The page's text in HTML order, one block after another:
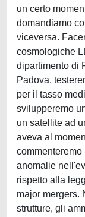
un certo
domandiamo
viceversa.
cosmologiche
dipartimento di
Padova,
per il tasso
svilupperemo
un satellite ad
aveva al
anomalie
rispetto alla
major mergers.
strutture, gli